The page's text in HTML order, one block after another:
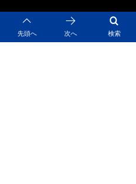
検索
先頭へ 次へ